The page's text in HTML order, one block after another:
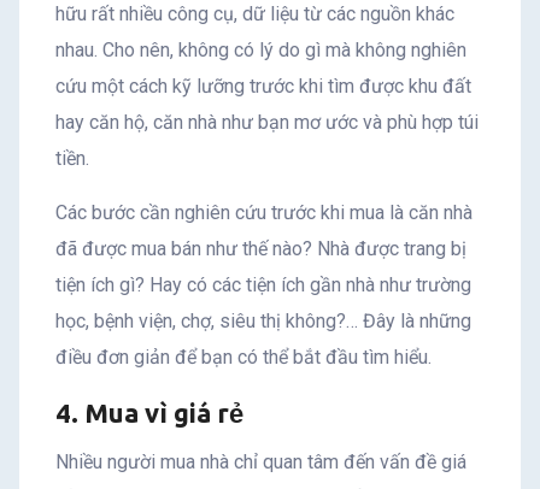
hữu rất nhiều công cụ, dữ liệu từ các nguồn khác
nhau. Cho nên, không có lý do gì mà không nghiên
cứu một cách kỹ lưỡng trước khi tìm được khu đất
hay căn hộ, căn nhà như bạn mơ ước và phù hợp túi
tiền.
Các bước cần nghiên cứu trước khi mua là căn nhà
đã được mua bán như thế nào? Nhà được trang bị
tiện ích gì? Hay có các tiện ích gần nhà như trường
học, bệnh viện, chợ, siêu thị không?… Đây là những
điều đơn giản để bạn có thể bắt đầu tìm hiểu.
4. Mua vì giá rẻ
Nhiều người mua nhà chỉ quan tâm đến vấn đề giá